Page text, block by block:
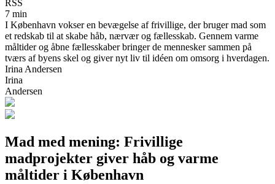
RSS
7 min
I København vokser en bevægelse af frivillige, der bruger mad som
et redskab til at skabe håb, nærvær og fællesskab. Gennem varme
måltider og åbne fællesskaber bringer de mennesker sammen på
tværs af byens skel og giver nyt liv til idéen om omsorg i hverdagen.
Irina Andersen
Irina
Andersen
Mad med mening: Frivillige
madprojekter giver håb og varme
måltider i København